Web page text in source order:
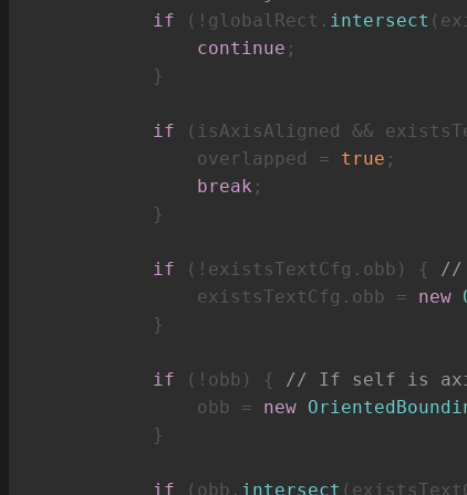
if (!globalRect. intersect
continue ;
            }
if (isAxisAligned &&
                overlapped =
true ;
break ;
            }
if (!existsTextCfg. obb ) { //
                existsTextCfg.
obb = new
            }
if (!obb) { // If self is
                obb =
new
            }
if (obb. intersect